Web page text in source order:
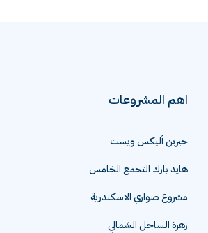
اهم المشروعات
جيزين أليكس ويست
هايد بارك التجمع الخامس
مشروع صواري الاسكندرية
زهرة الساحل الشمالي